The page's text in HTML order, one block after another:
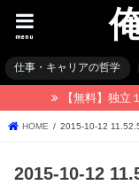
menu
仕事・キャリアの哲学
【無料】独立
HOME 2015-10-12
2015-10-12